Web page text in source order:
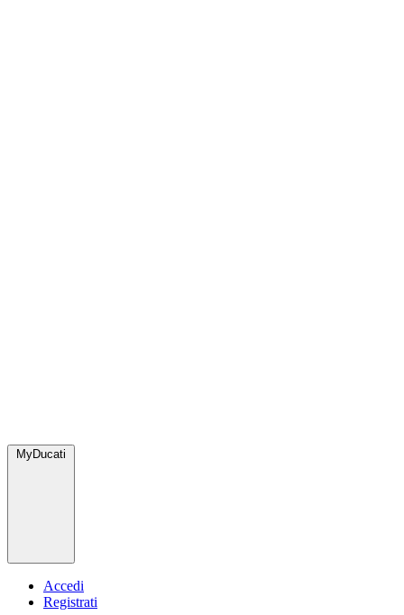
MyDucati
Accedi
Registrati